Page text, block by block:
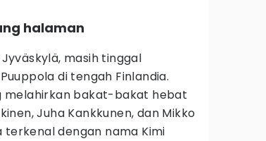
halaman
masih tinggal
di tengah Finlandia.
melahirkan bakat-bakat hebat
Juha Kankkunen, dan Mikko
terkenal dengan nama Kimi